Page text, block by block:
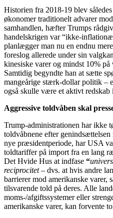
Historien fra 2018-19 blev
økonomer traditionelt advarer
samhandlen, hæfter Trumps
handelskrigen var “ikke-
planlægger man nu en endnu
foreslog allerede under sin
kinesiske varer og mindst 10% på
Samtidig begyndte han at sætte
mangeårige stærk-dollar politik –
også skulle være et aktivt redskab
Aggressive toldvåben skal
Trump-administrationen har ikke
toldvåbnene efter
nye præsidentperiode, har USA
toldtariffer på import fra en lang
Det Hvide Hus at indfase “
reciprocitet– dvs. at hvis andre
barrierer mod amerikanske varer,
tilsvarende told på deres. Alle
moms-/afgiftssystemer eller
amerikanske varer, kan forvente